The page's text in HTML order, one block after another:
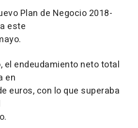
Plan de Negocio 2018-
este
el endeudamiento neto total
en
euros, con lo que superaba